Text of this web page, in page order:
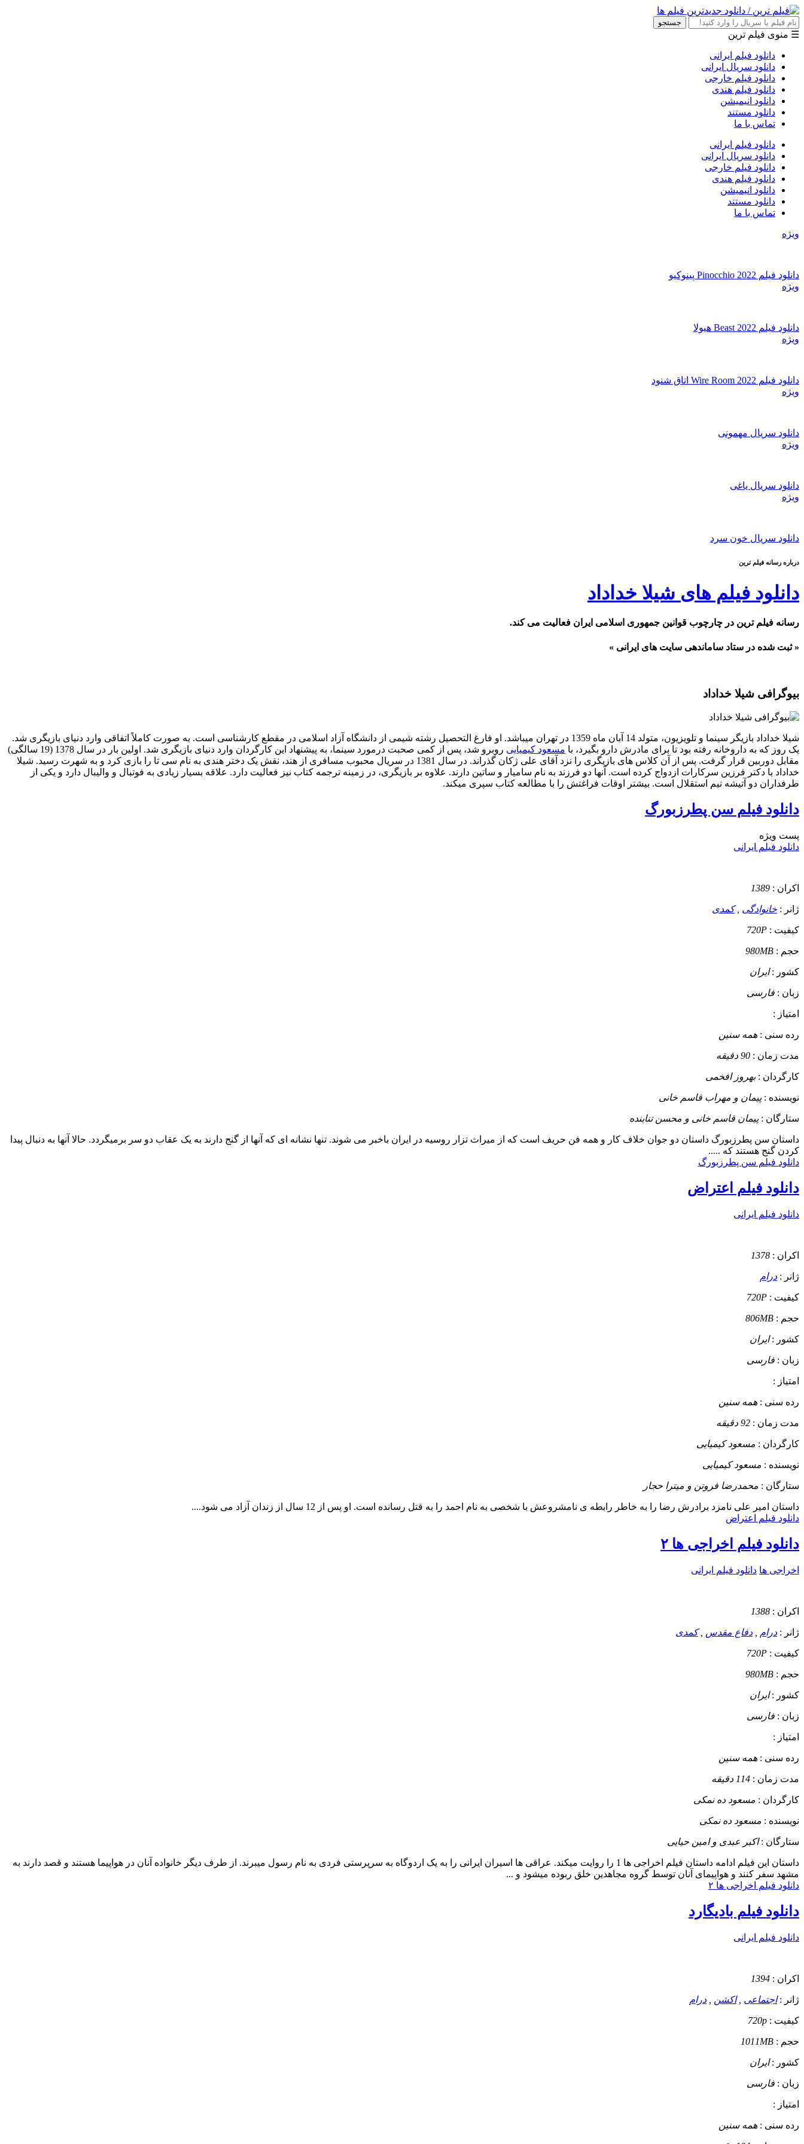
جستجو
☰ منوی فیلم ترین
دانلود فیلم ایرانی
دانلود سریال ایرانی
دانلود فیلم خارجی
دانلود فیلم هندی
دانلود انیمیشن
دانلود مستند
تماس با ما
دانلود فیلم ایرانی
دانلود سریال ایرانی
دانلود فیلم خارجی
دانلود فیلم هندی
دانلود انیمیشن
دانلود مستند
تماس با ما
ویژه
دانلود فیلم Pinocchio 2022 پینوکیو
ویژه
دانلود فیلم Beast 2022 هیولا
ویژه
دانلود فیلم Wire Room 2022 اتاق شنود
ویژه
دانلود سریال مهمونی
ویژه
دانلود سریال یاغی
ویژه
دانلود سریال خون سرد
درباره رسانه فیلم ترین
دانلود فیلم های شیلا خداداد
رسانه فیلم ترین در چارچوب قوانین جمهوری اسلامی ایران فعالیت می کند.
« ثبت شده در ستاد ساماندهی سایت های ایرانی »
بیوگرافی شیلا خداداد
شیلا خداداد بازیگر سینما و تلویزیون، متولد 14 آبان ماه 1359 در تهران میباشد. او فارغ التحصیل رشته شیمی از دانشگاه آزاد اسلامی در مقطع کارشناسی است. به صورت کاملاً اتفاقی وارد دنیای بازیگری شد.
یک روز که به داروخانه رفته بود تا برای مادرش دارو بگیرد، با مسعود کیمیایی
روبرو شد، پس از کمی صحبت درمورد سینما، به پیشنهاد این کارگردان وارد دنیای بازیگری شد. اولین بار در سال 1378 (19 سالگی)
مقابل دوربین قرار گرفت. پس از آن کلاس های بازیگری را نزد آقای علی ژکان گذراند. در سال 1381 در سریال محبوب مسافری از هند، نقش یک دختر هندی به نام سی تا را بازی کرد و به شهرت رسید. شیلا
خداداد با دکتر فرزین سرکارات ازدواج کرده است. آنها دو فرزند به نام سامیار و ساتین دارند. علاوه بر بازیگری، در زمینه ترجمه کتاب نیز فعالیت دارد. علاقه بسیار زیادی به فوتبال و والیبال دارد و یکی از
طرفداران دو آتیشه تیم استقلال است. بیشتر اوقات فراغتش را با مطالعه کتاب سپری میکند.
دانلود فیلم سن پطرزبورگ
پست ويژه
دانلود فیلم ایرانی
اکران : 1389
ژانر : خانوادگی ,کمدی
کیفیت : 720P
حجم : 980MB
کشور :ایران
زبان : فارسی
امتیاز :
رده سنی : همه سنین
مدت زمان : 90 دقیقه
کارگردان :بهروز افخمی
نویسنده :پیمان و مهراب قاسم خانی
ستارگان :پیمان قاسم خانی و محسن تنابنده
داستان سن پطرزبورگ داستان دو جوان خلاف کار و همه فن حریف است که از میراث تزار روسیه در ایران باخبر می شوند. تنها نشانه ای که آنها از گنج دارند به یک عقاب دو سر برمیگردد. حالا آنها به دنبال پیدا
کردن گنج هستند که .....
دانلود فیلم سن پطرزبورگ
دانلود فیلم اعتراض
دانلود فیلم ایرانی
اکران : 1378
ژانر : درام
کیفیت : 720P
حجم : 806MB
کشور :ایران
زبان : فارسی
امتیاز :
رده سنی : همه سنین
مدت زمان : 92 دقیقه
کارگردان : مسعود کیمیایی
نویسنده : مسعود کیمیایی
ستارگان : محمدرضا فروتن و میترا حجار
داستان امیر علی نامزد برادرش رضا را به خاطر رابطه ی نامشروعش با شخصی به نام احمد را به قتل رسانده است. او پس از 12 سال از زندان آزاد می شود....
دانلود فیلم اعتراض
دانلود فیلم اخراجی ها ۲
اخراجی ها دانلود فیلم ایرانی
اکران : 1388
ژانر : درام دفاع مقدس ,کمدی
کیفیت : 720P
حجم : 980MB
کشور :ایران
زبان : فارسی
امتیاز :
رده سنی : همه سنین
مدت زمان : 114 دقیقه
کارگردان : مسعود ده نمکی
نویسنده : مسعود ده نمکی
ستارگان :اکبر عبدی و امین حیایی
داستان
این فیلم ادامه داستان فیلم اخراجی ها 1 را روایت میکند. عراقی ها اسیران ایرانی را به یک اردوگاه به سرپرستی فردی به نام رسول میبرند. از طرف دیگر خانواده آنان در هواپیما هستند و قصد دارند به
مشهد سفر کنند و هواپیمای آنان توسط گروه مجاهدین خلق ربوده میشود و ...
دانلود فیلم اخراجی ها ۲
دانلود فیلم بادیگارد
دانلود فیلم ایرانی
اکران : 1394
ژانر :اجتماعی ,اکشن درام
کیفیت : 720p
حجم : 1011MB
کشور :ایران
زبان : فارسی
امتیاز :
رده سنی : همه سنین